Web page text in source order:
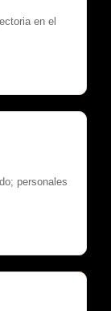
en el
personales